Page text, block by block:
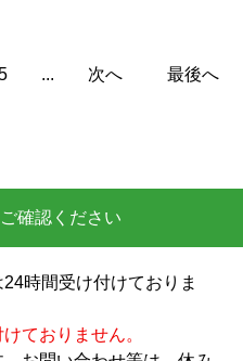
... 次へ 最後へ
確認ください
時間受け付けておりま
ておりません。